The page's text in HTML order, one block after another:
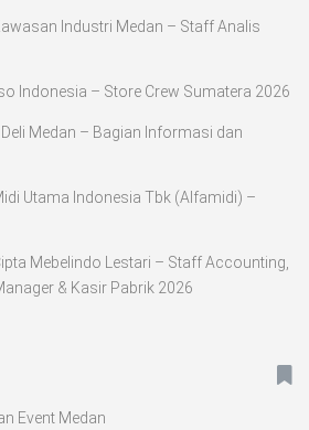
Industri Medan – Staff Analis
Indonesia – Store Crew Sumatera 2026
Medan – Bagian Informasi dan
Utama Indonesia Tbk (Alfamidi) –
Mebelindo Lestari – Staff Accounting,
& Kasir Pabrik 2026
Event Medan